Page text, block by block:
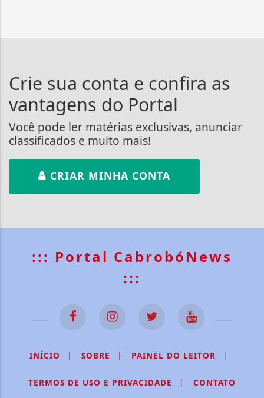
Crie sua conta e confira as
vantagens do Portal
Você pode ler matérias exclusivas, anunciar
classificados e muito mais!
CRIAR MINHA CONTA
::: Portal CabrobóNews
:::
INÍCIO | SOBRE | PAINEL DO LEITOR |
TERMOS DE USO E PRIVACIDADE | CONTATO